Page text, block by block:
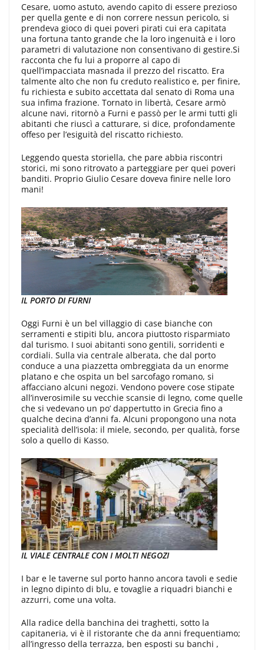
Cesare, uomo astuto, avendo capito di essere prezioso
per quella gente e di non correre nessun pericolo, si
prendeva gioco di quei poveri pirati cui era capitata
una fortuna tanto grande che la loro ingenuità e i loro
parametri di valutazione non consentivano di gestire.Si
racconta che fu lui a proporre al capo di
quell’impacciata masnada il prezzo del riscatto. Era
talmente alto che non fu creduto realistico e, per finire,
fu richiesta e subito accettata dal senato di Roma una
sua infima frazione. Tornato in libertà, Cesare armò
alcune navi, ritornò a Furni e passò per le armi tutti gli
abitanti che riuscì a catturare, si dice, profondamente
offeso per l’esiguità del riscatto richiesto.
Leggendo questa storiella, che pare abbia riscontri
storici, mi sono ritrovato a parteggiare per quei poveri
banditi. Proprio Giulio Cesare doveva finire nelle loro
mani!
IL PORTO DI FURNI
Oggi Furni è un bel villaggio di case bianche con
serramenti e stipiti blu, ancora piuttosto risparmiato
dal turismo. I suoi abitanti sono gentili, sorridenti e
cordiali. Sulla via centrale alberata, che dal porto
conduce a una piazzetta ombreggiata da un enorme
platano e che ospita un bel sarcofago romano, si
affacciano alcuni negozi. Vendono povere cose stipate
all’inverosimile su vecchie scansie di legno, come quelle
che si vedevano un po’ dappertutto in Grecia fino a
qualche decina d’anni fa. Alcuni propongono una nota
specialità dell’isola: il miele, secondo, per qualità, forse
solo a quello di Kasso.
IL VIALE CENTRALE CON I MOLTI NEGOZI
I bar e le taverne sul porto hanno ancora tavoli e sedie
in legno dipinto di blu, e tovaglie a riquadri bianchi e
azzurri, come una volta.
Alla radice della banchina dei traghetti, sotto la
capitaneria, vi è il ristorante che da anni frequentiamo;
all’ingresso della terrazza, ben esposti su banchi ,